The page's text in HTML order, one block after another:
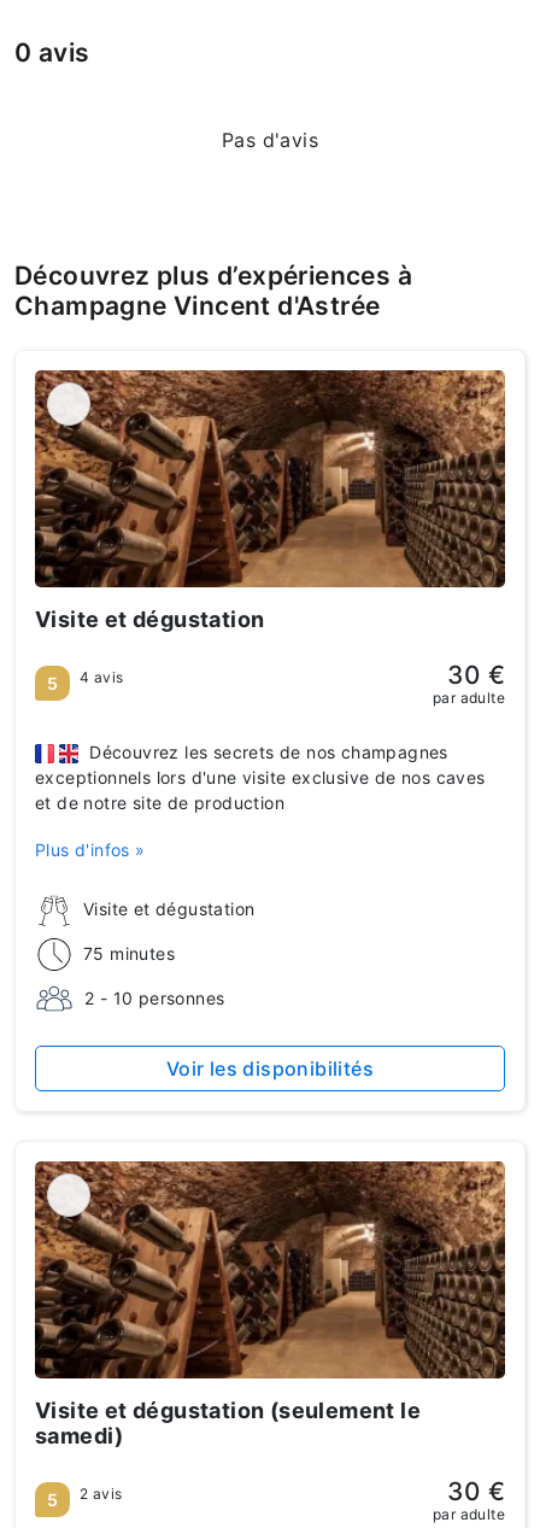
0 avis
Pas d'avis
Découvrez plus d’expériences à
Champagne Vincent d'Astrée
Visite et dégustation
Visite et dégustation
75 minutes
2 - 10 personnes
Découvrez les secrets de nos champagnes
exceptionnels lors d'une visite exclusive de nos caves
et de notre site de production
Plus d'infos »
5 4 avis 30 €
par adulte
Voir les disponibilités
Visite et dégustation (seulement le
samedi)
5 2 avis 30 €
par adulte